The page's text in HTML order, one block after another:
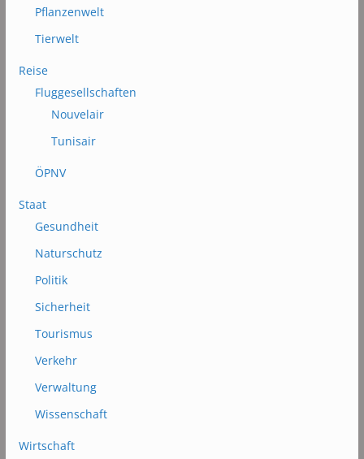
Pflanzenwelt
Tierwelt
Reise
Fluggesellschaften
Nouvelair
Tunisair
ÖPNV
Staat
Gesundheit
Naturschutz
Politik
Sicherheit
Tourismus
Verkehr
Verwaltung
Wissenschaft
Wirtschaft